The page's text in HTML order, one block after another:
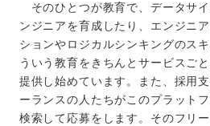
そのひとつが教育で、データサ
ンジニアを育成したり、エンジニ
ションやロジカルシンキングのス
ういう教育をきちんとサービスご
提供し始めています。また、採用
ーランスの人たちがこのプラット
検索して応募をします。そのフリ